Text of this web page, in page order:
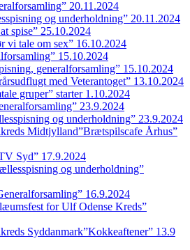
20.11.2024
og underholdning” 20.11.2024
spise” 25.10.2024
vi tale om sex” 16.10.2024
15.10.2024
generalforsamling” 15.10.2024
med Veterantoget” 13.10.2024
gruper” starter 1.10.2024
23.9.2024
og underholdning” 23.9.2024
Midtjylland”Brætspilscafe Århus”
Syd” 17.9.2024
og underholdning”
16.9.2024
for Ulf Odense Kreds”
Syddanmark”Kokkeaftener” 13.9